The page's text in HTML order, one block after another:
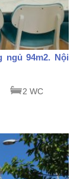
ngủ 94m2. Nội
2 WC